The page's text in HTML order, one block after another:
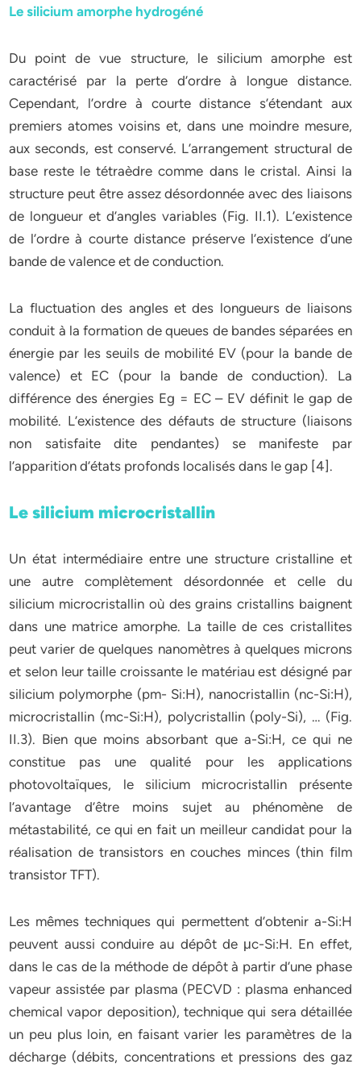
Le silicium amorphe hydrogéné
Du point de vue structure, le silicium amorphe est
caractérisé par la perte d’ordre à longue distance.
Cependant, l’ordre à courte distance s’étendant aux
premiers atomes voisins et, dans une moindre mesure,
aux seconds, est conservé. L’arrangement structural de
base reste le tétraèdre comme dans le cristal. Ainsi la
structure peut être assez désordonnée avec des liaisons
de longueur et d’angles variables (Fig. II.1). L’existence
de l’ordre à courte distance préserve l’existence d’une
bande de valence et de conduction.
La fluctuation des angles et des longueurs de liaisons
conduit à la formation de queues de bandes séparées en
énergie par les seuils de mobilité EV (pour la bande de
valence) et EC (pour la bande de conduction). La
différence des énergies Eg = EC – EV définit le gap de
mobilité. L’existence des défauts de structure (liaisons
non satisfaite dite pendantes) se manifeste par
l’apparition d’états profonds localisés dans le gap [4].
Le silicium microcristallin
Un état intermédiaire entre une structure cristalline et
une autre complètement désordonnée et celle du
silicium microcristallin où des grains cristallins baignent
dans une matrice amorphe. La taille de ces cristallites
peut varier de quelques nanomètres à quelques microns
et selon leur taille croissante le matériau est désigné par
silicium polymorphe (pm- Si:H), nanocristallin (nc-Si:H),
microcristallin (mc-Si:H), polycristallin (poly-Si), … (Fig.
II.3). Bien que moins absorbant que a-Si:H, ce qui ne
constitue pas une qualité pour les applications
photovoltaïques, le silicium microcristallin présente
l’avantage d’être moins sujet au phénomène de
métastabilité, ce qui en fait un meilleur candidat pour la
réalisation de transistors en couches minces (thin film
transistor TFT).
Les mêmes techniques qui permettent d’obtenir a-Si:H
peuvent aussi conduire au dépôt de μc-Si:H. En effet,
dans le cas de la méthode de dépôt à partir d’une phase
vapeur assistée par plasma (PECVD : plasma enhanced
chemical vapor deposition), technique qui sera détaillée
un peu plus loin, en faisant varier les paramètres de la
décharge (débits, concentrations et pressions des gaz